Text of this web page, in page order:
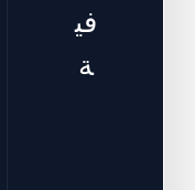
في
ة